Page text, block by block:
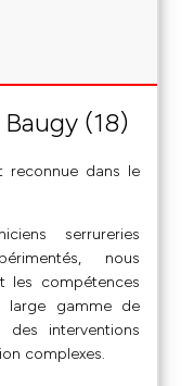
(18)
reconnue dans le
serrureries
nous
les compétences
large gamme de
des interventions
complexes.